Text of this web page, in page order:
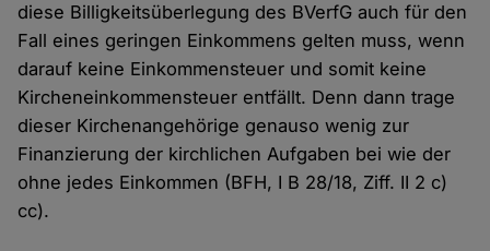
diese Billigkeitsüberlegung des BVerfG auch für den
Fall eines geringen Einkommens gelten muss, wenn
darauf keine Einkommensteuer und somit keine
Kircheneinkommensteuer entfällt. Denn dann trage
dieser Kirchenangehörige genauso wenig zur
Finanzierung der kirchlichen Aufgaben bei wie der
ohne jedes Einkommen (BFH, I B 28/18, Ziff. II 2 c)
cc).